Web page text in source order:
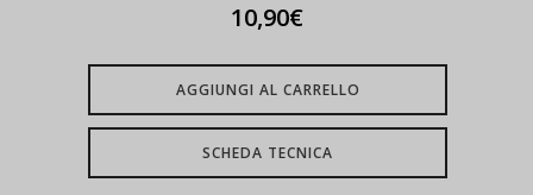
10,90€
AGGIUNGI AL CARRELLO
SCHEDA TECNICA